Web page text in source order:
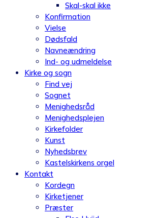
Skal-skal ikke
Konfirmation
Vielse
Dødsfald
Navneændring
Ind- og udmeldelse
Kirke og sogn
Find vej
Sognet
Menighedsråd
Menighedsplejen
Kirkefolder
Kunst
Nyhedsbrev
Kastelskirkens orgel
Kontakt
Kordegn
Kirketjener
Præster